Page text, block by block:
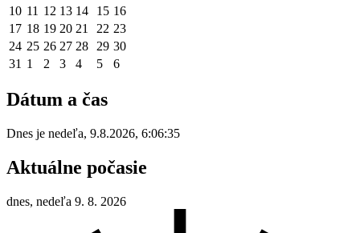
10 11 12 13 14 15 16
17 18 19 20 21 22 23
24 25 26 27 28 29 30
31 1 2 3 4 5 6
Dátum a čas
Dnes je nedeľa, 9.8.2026, 6:06:35
Aktuálne počasie
dnes, nedeľa 9. 8. 2026